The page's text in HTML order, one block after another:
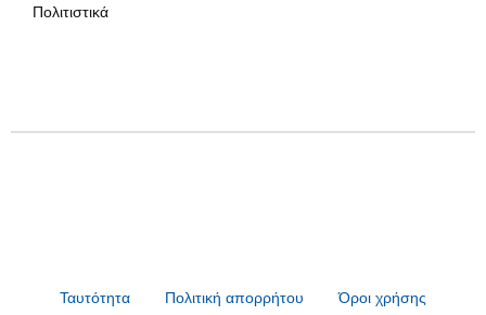
Πολιτιστικά
Ταυτότητα Πολιτική απορρήτου Όροι χρήσης